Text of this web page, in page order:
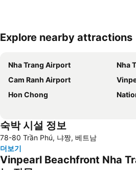
Explore nearby attractions
Nha Trang Airport
Nha
Cam Ranh Airport
Hon Chong
숙박 시설 정보
78-80 Trần Phú, 냐짱, 베트남
더보기
Vinpearl Beachfront Nha